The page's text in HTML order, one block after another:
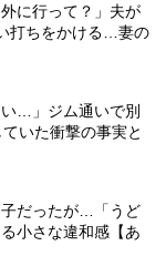
に行って？」夫が
打ちをかける…妻の
い…」ジム通いで別
いた衝撃の事実と
だったが…「うど
小さな違和感【あ